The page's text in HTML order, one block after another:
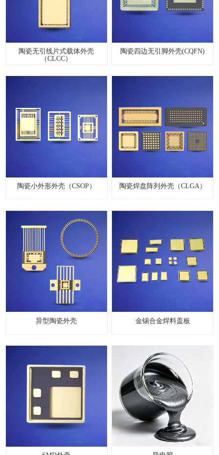
陶瓷无引线片式载体外壳
（CLCC）
陶瓷四边无引脚外壳(CQFN)
陶瓷小外形外壳（CSOP） 陶瓷焊盘阵列外壳（CLGA）
异型陶瓷外壳 金锡合金焊料盖板